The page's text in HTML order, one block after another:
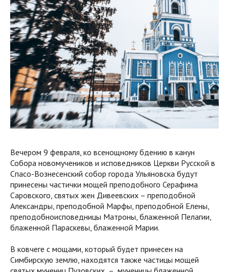
Вечером 9 февраля, ко всенощному бдению в канун
Собора новомучеников и исповедников Церкви Русской в
Спасо-Вознесенский собор города Ульяновска будут
принесены частички мощей преподобного Серафима
Саровского, святых жен Дивеевских – преподобной
Александры, преподобной Марфы, преподобной Елены,
преподобноисповедницы Матроны, блаженной Пелагии,
блаженной Параскевы, блаженной Марии.
В ковчеге с мощами, который будет принесен на
Симбирскую землю, находятся также частицы мощей